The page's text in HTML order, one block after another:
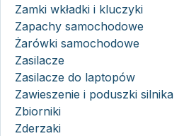
Zamki wkładki i kluczyki
Zapachy samochodowe
Żarówki samochodowe
Zasilacze
Zasilacze do laptopów
Zawieszenie i poduszki silnika
Zbiorniki
Zderzaki